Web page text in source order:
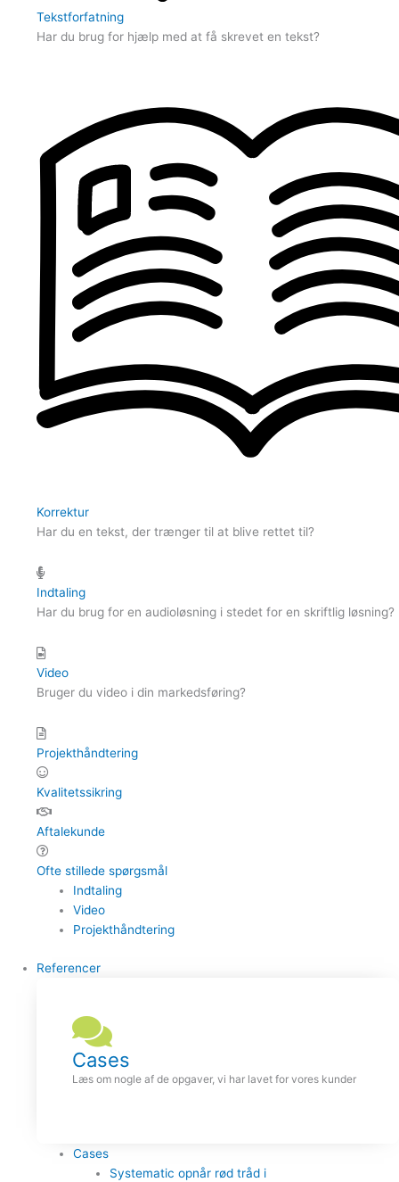
Tekstforfatning
Har du brug for hjælp med at få skrevet en tekst?
Korrektur
Har du en tekst, der trænger til at blive rettet til?
Indtaling
Har du brug for en audioløsning i stedet for en skriftlig løsning?
Video
Bruger du video i din markedsføring?
Projekthåndtering
Kvalitetssikring
Aftalekunde
Ofte stillede spørgsmål
Indtaling
Video
Projekthåndtering
Referencer
Cases
Læs om nogle af de opgaver, vi har lavet for vores kunder
Cases
Systematic opnår rød tråd i